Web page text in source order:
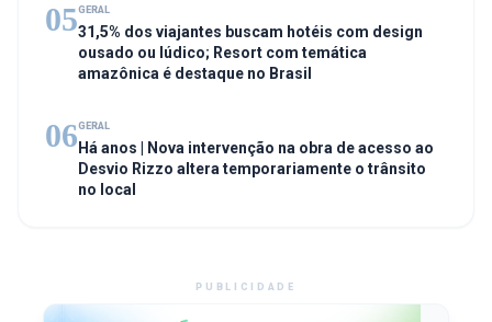
05GERAL
31,5% dos viajantes buscam hotéis com design
ousado ou lúdico; Resort com temática
amazônica é destaque no Brasil
06GERAL
Há anos | Nova intervenção na obra de acesso ao
Desvio Rizzo altera temporariamente o trânsito
no local
PUBLICIDADE